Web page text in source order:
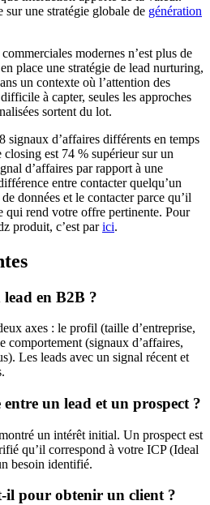
sur une stratégie globale de génération
modernes n’est plus de
place une stratégie de lead nurturing,
un contexte où l’attention des
à capter, seules les approches
sortent du lot.
signaux d’affaires différents en temps
est 74 % supérieur sur un
d’affaires par rapport à une
entre contacter quelqu’un
données et le contacter parce qu’il
qui rend votre offre pertinente. Pour
produit, c’est parici.
en B2B ?
axes : le profil (taille d’entreprise,
comportement (signaux d’affaires,
Les leads avec un signal récent et
entre un lead et un prospect ?
un intérêt initial. Un prospect est
qu’il correspond à votre ICP (Ideal
besoin identifié.
il pour obtenir un client ?